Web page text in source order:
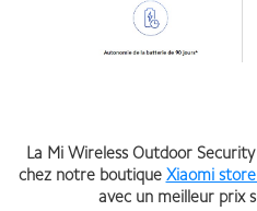
La Mi Wireless Outdoor
chez notre boutique Xiaomi
avec un meilleur prix